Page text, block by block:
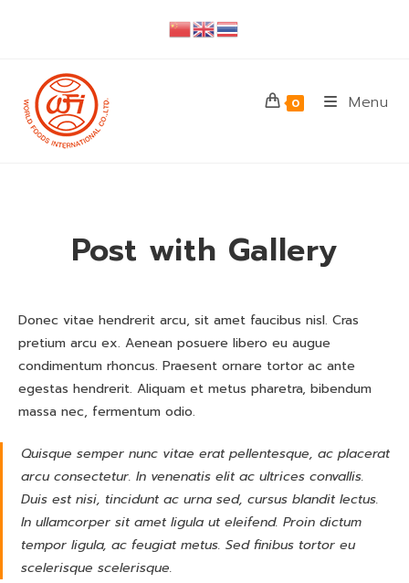
0 Menu
Post with Gallery
Donec vitae hendrerit arcu, sit amet faucibus nisl. Cras
pretium arcu ex. Aenean posuere libero eu augue
condimentum rhoncus. Praesent ornare tortor ac ante
egestas hendrerit. Aliquam et metus pharetra, bibendum
massa nec, fermentum odio.
Quisque semper nunc vitae erat pellentesque, ac placerat
arcu consectetur. In venenatis elit ac ultrices convallis.
Duis est nisi, tincidunt ac urna sed, cursus blandit lectus.
In ullamcorper sit amet ligula ut eleifend. Proin dictum
tempor ligula, ac feugiat metus. Sed finibus tortor eu
scelerisque scelerisque.